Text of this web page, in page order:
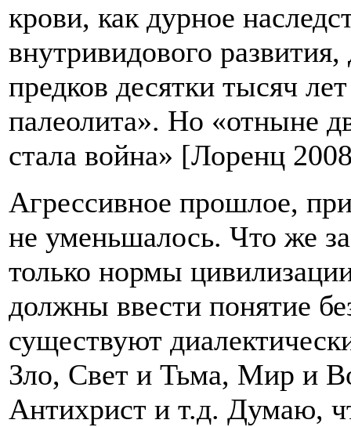
крови, как дурное
внутривидового
предков десятки тысяч
палеолита». Но «отныне
стала война» [Лоренц
Агрессивное прошлое,
не уменьшалось. Что же
только нормы
должны ввести понятие
существуют
Зло, Свет и Тьма, Мир и
Антихрист и т.д. Думаю,